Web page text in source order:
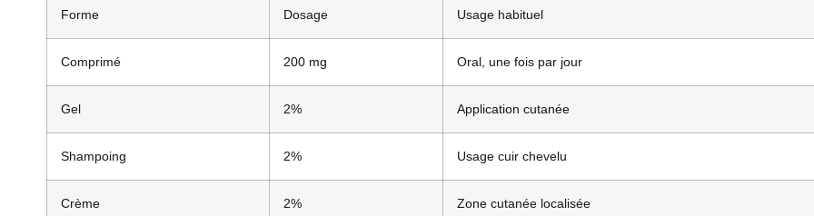
Forme Dosage Usage habituel
Comprimé 200 mg Oral, une fois par jour
Gel 2% Application cutanée
Shampoing 2% Usage cuir chevelu
Crème 2% Zone cutanée localisée